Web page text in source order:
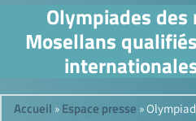
Olympiades
Mosellans
Accueil » Espace presse »